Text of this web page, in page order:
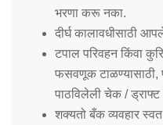
भरणा करू नका.
दीर्घ कालावधीसाठी
टपाल परिवहन किंवा
फसवणूक टाळण्यासाठी,
पाठविलेली चेक / ड्राफ्ट
शक्यतो बँक व्यवहार